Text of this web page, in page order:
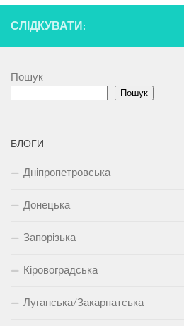
СЛІДКУВАТИ:
Пошук
Пошук
БЛОГИ
Дніпропетровська
Донецька
Запорізька
Кіровоградська
Луганська/Закарпатська